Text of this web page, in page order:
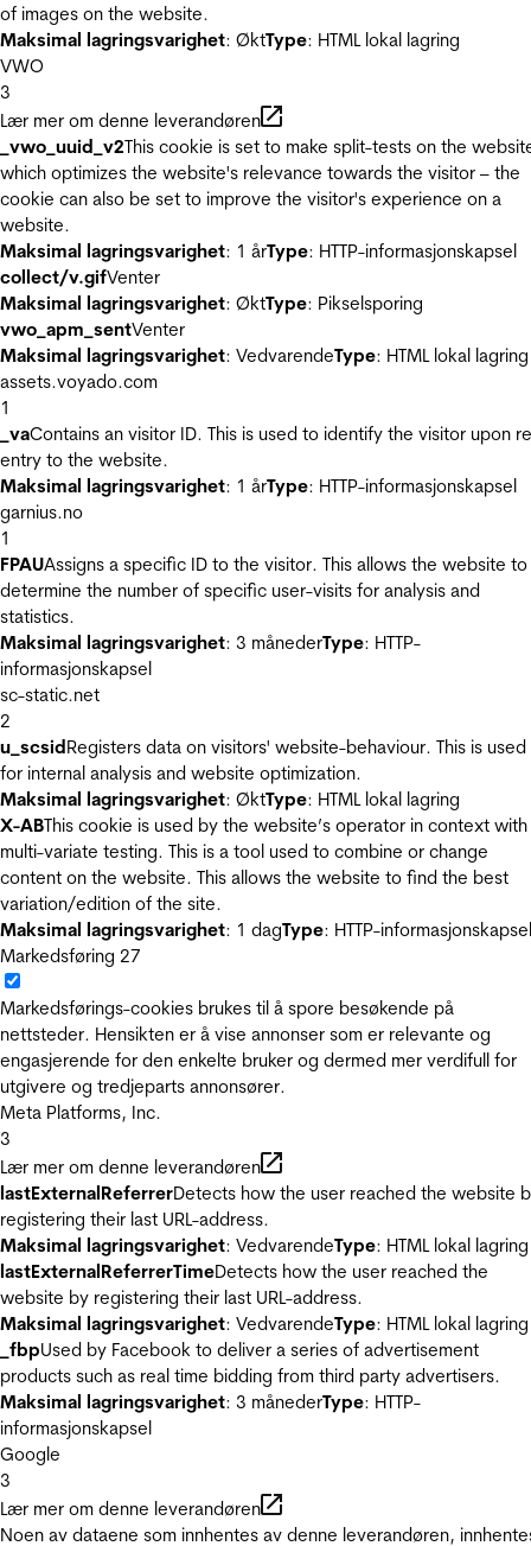
of images on the website.
Maksimal lagringsvarighet: ØktType: HTML lokal lagring
VWO
3
Lær mer om denne leverandøren
_vwo_uuid_v2This cookie is set to make split-tests on the
which optimizes the website's relevance towards the visitor – the
cookie can also be set to improve the visitor's experience on a
website.
Maksimal lagringsvarighet: 1 årType: HTTP-informasjonskapsel
collect/v.gifVenter
Maksimal lagringsvarighet: ØktType: Pikselsporing
vwo_apm_sentVenter
Maksimal lagringsvarighet: VedvarendeType: HTML lokal lagring
assets.voyado.com
1
_vaContains an visitor ID. This is used to identify the visitor upon
entry to the website.
Maksimal lagringsvarighet: 1 årType: HTTP-informasjonskapsel
garnius.no
1
FPAUAssigns a specific ID to the visitor. This allows the website to
determine the number of specific user-visits for analysis and
statistics.
Maksimal lagringsvarighet: 3 månederType: HTTP-
informasjonskapsel
sc-static.net
2
u_scsidRegisters data on visitors' website-behaviour. This is used
for internal analysis and website optimization.
Maksimal lagringsvarighet: ØktType: HTML lokal lagring
X-ABThis cookie is used by the website’s operator in context with
multi-variate testing. This is a tool used to combine or change
content on the website. This allows the website to find the best
variation/edition of the site.
Maksimal lagringsvarighet: 1 dagType: HTTP-informasjonskapsel
Markedsføring 27
Markedsførings-cookies brukes til å spore besøkende på
nettsteder. Hensikten er å vise annonser som er relevante og
engasjerende for den enkelte bruker og dermed mer verdifull for
utgivere og tredjeparts annonsører.
Meta Platforms, Inc.
3
Lær mer om denne leverandøren
lastExternalReferrerDetects how the user reached the website
registering their last URL-address.
Maksimal lagringsvarighet: VedvarendeType: HTML lokal lagring
lastExternalReferrerTimeDetects how the user reached the
website by registering their last URL-address.
Maksimal lagringsvarighet: VedvarendeType: HTML lokal lagring
_fbpUsed by Facebook to deliver a series of advertisement
products such as real time bidding from third party advertisers.
Maksimal lagringsvarighet: 3 månederType: HTTP-
informasjonskapsel
Google
3
Lær mer om denne leverandøren
Noen av dataene som innhentes av denne leverandøren,